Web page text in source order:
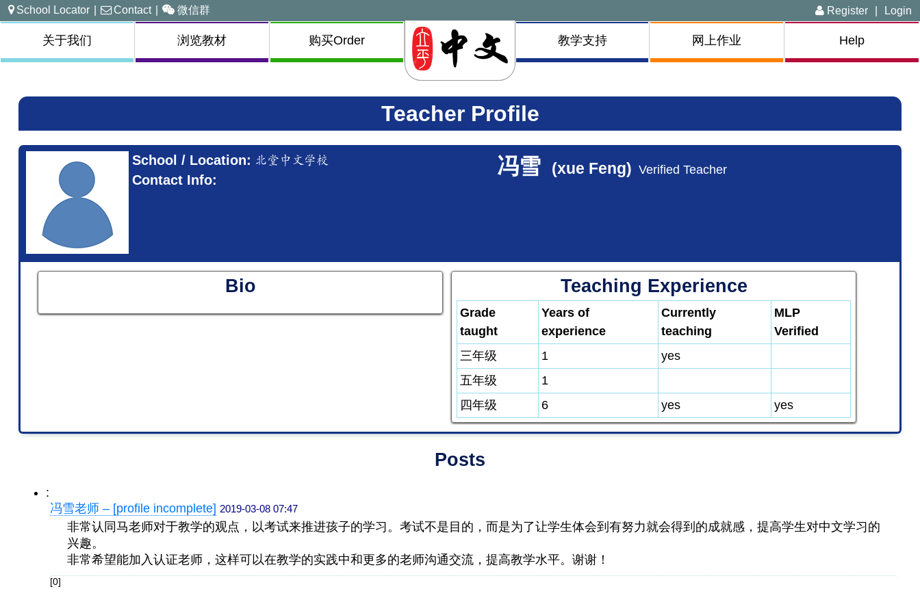
School Locator | Contact | 微信群 Register | Login
关于我们 浏览教材 购买Order 教学支持 网上作业 Help
Teacher Profile
冯雪 (xue Feng) Verified Teacher
School / Location: 北堂中文学校
Contact Info:
Bio Teaching Experience
Grade
taught
Years of
experience
Currently
teaching
MLP
Verified
三年级
1
yes
五年级
1
四年级
6 yes yes
Posts
:
冯雪老师 – [profile incomplete] 2019-03-08 07:47
非常认同马老师对于教学的观点，以考试来推进孩子的学习。 考试不是目的，而是为了让学生体会到有努力就会得到的成就感， 提高学生对中文学习的
兴趣。
非常希望能加入认证老师，这样可以在教学的实践中和更多的老师沟通交流， 提高教学水平。谢谢！
[0]